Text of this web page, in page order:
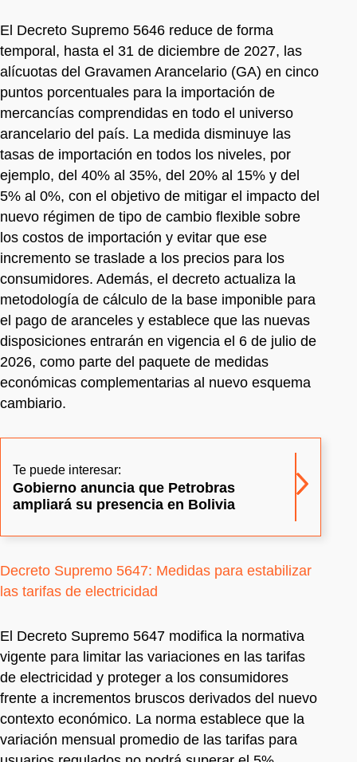
El Decreto Supremo 5646 reduce de forma
temporal, hasta el 31 de diciembre de 2027, las
alícuotas del Gravamen Arancelario (GA) en cinco
puntos porcentuales para la importación de
mercancías comprendidas en todo el universo
arancelario del país. La medida disminuye las
tasas de importación en todos los niveles, por
ejemplo, del 40% al 35%, del 20% al 15% y del
5% al 0%, con el objetivo de mitigar el impacto del
nuevo régimen de tipo de cambio flexible sobre
los costos de importación y evitar que ese
incremento se traslade a los precios para los
consumidores. Además, el decreto actualiza la
metodología de cálculo de la base imponible para
el pago de aranceles y establece que las nuevas
disposiciones entrarán en vigencia el 6 de julio de
2026, como parte del paquete de medidas
económicas complementarias al nuevo esquema
cambiario.
Te puede interesar:
Gobierno anuncia que Petrobras
ampliará su presencia en Bolivia
Decreto Supremo 5647: Medidas para estabilizar
las tarifas de electricidad
El Decreto Supremo 5647 modifica la normativa
vigente para limitar las variaciones en las tarifas
de electricidad y proteger a los consumidores
frente a incrementos bruscos derivados del nuevo
contexto económico. La norma establece que la
variación mensual promedio de las tarifas para